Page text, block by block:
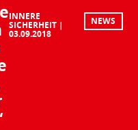
INNERE
SICHERHEIT
03.09.2018
NEWS